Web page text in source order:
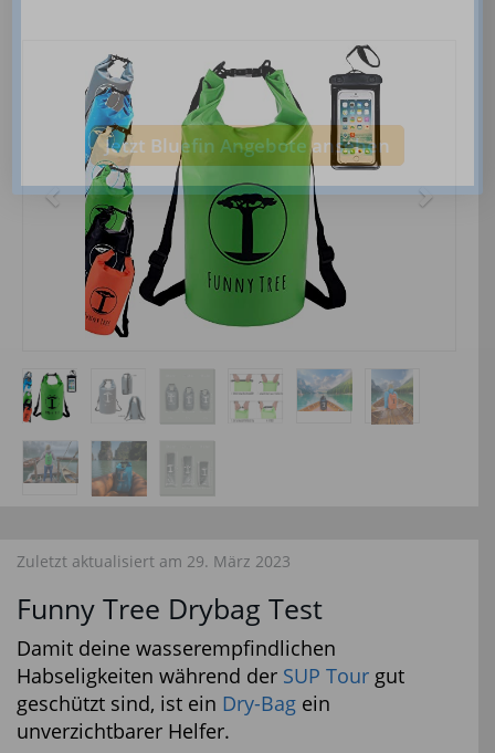
Zuletzt aktualisiert am 29. März 2023
Funny Tree Drybag Test
Damit deine wasserempfindlichen
Habseligkeiten während der SUP Tour gut
geschützt sind, ist ein Dry-Bag ein
unverzichtbarer Helfer.
Jetzt Bluefin Angebote ansehen